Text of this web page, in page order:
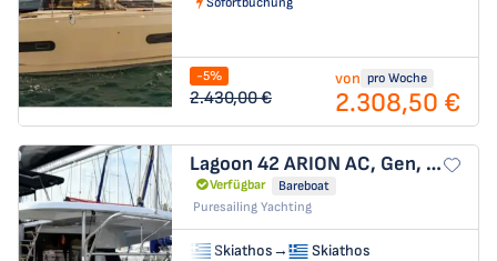
-5%
2.430,00 €
von pro Woche
2.308,50 €
Lagoon 42 ARION AC, Gen, W.Maker
Verfügbar
Bareboat
Puresailing Yachting
Skiathos→ Skiathos